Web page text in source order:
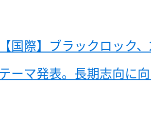
【国際】ブラックロック
ーマ発表。長期志向に